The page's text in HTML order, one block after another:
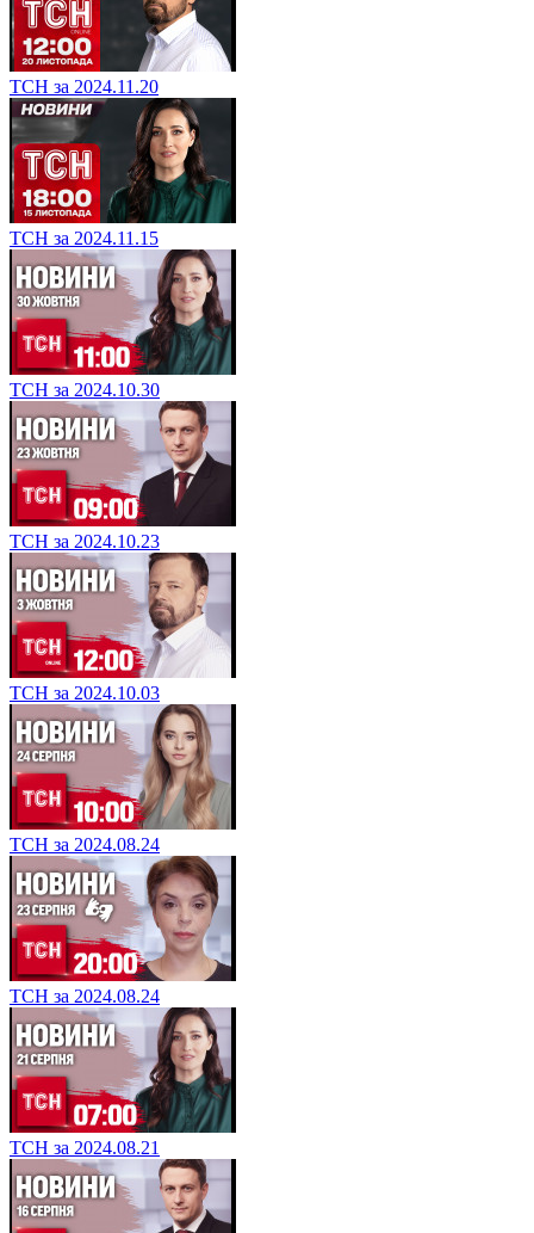
ТСН за 2024.11.20
ТСН за 2024.11.15
ТСН за 2024.10.30
ТСН за 2024.10.23
ТСН за 2024.10.03
ТСН за 2024.08.24
ТСН за 2024.08.24
ТСН за 2024.08.21